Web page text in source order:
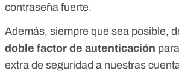
contraseña fuerte.
Además, siempre que sea posible,
doble factor de autenticación
extra de seguridad a nuestras